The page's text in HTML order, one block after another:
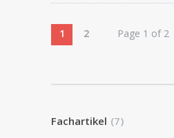
1 2 Page 1 of 2
Fachartikel (7)